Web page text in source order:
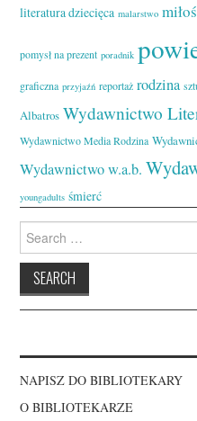
literatura dziecięca malarstwo
pomysł na prezent poradnik
graficzna przyjaźń reportaż rodzina
Albatros Wydawnictwo
Wydawnictwo Media Rodzina
Wydawnictwo w.a.b.
youngadults śmierć
Search
for:
NAPISZ DO BIBLIOTEKARY
O BIBLIOTEKARZE